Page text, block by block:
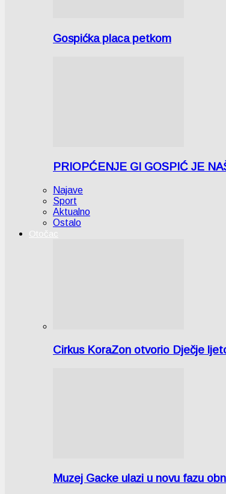
Gospićka placa petkom
PRIOPĆENJE GI GOSPIĆ JE
Najave
Sport
Aktualno
Ostalo
Otočac
Cirkus KoraZon otvorio Dječje
Muzej Gacke ulazi u novu fazu